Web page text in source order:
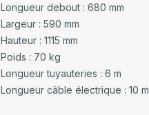
Longueur debout : 680 mm
Largeur : 590 mm
Hauteur : 1115 mm
Poids : 70 kg
Longueur tuyauteries : 6 m
Longueur câble électrique : 10 m